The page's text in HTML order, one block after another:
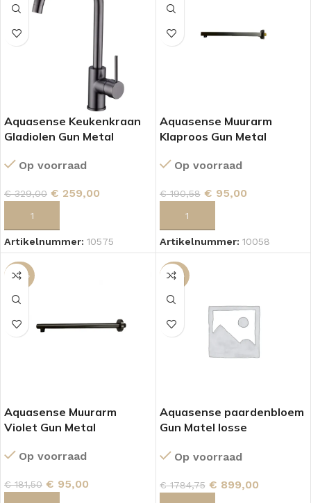
Aquasense Keukenkraan
Gladiolen Gun Metal
Op voorraad
€329,00 € 259,00
Artikelnummer: 10575
Aquasense Muurarm
Klaproos Gun Metal
Op voorraad
€190,58 € 95,00
Artikelnummer: 10058
-48%
Aquasense Muurarm
Violet Gun Metal
Op voorraad
€181,50 € 95,00
-50%
Aquasense paardenbloem
Gun Matel losse
Op voorraad
€1784,75 € 899,00